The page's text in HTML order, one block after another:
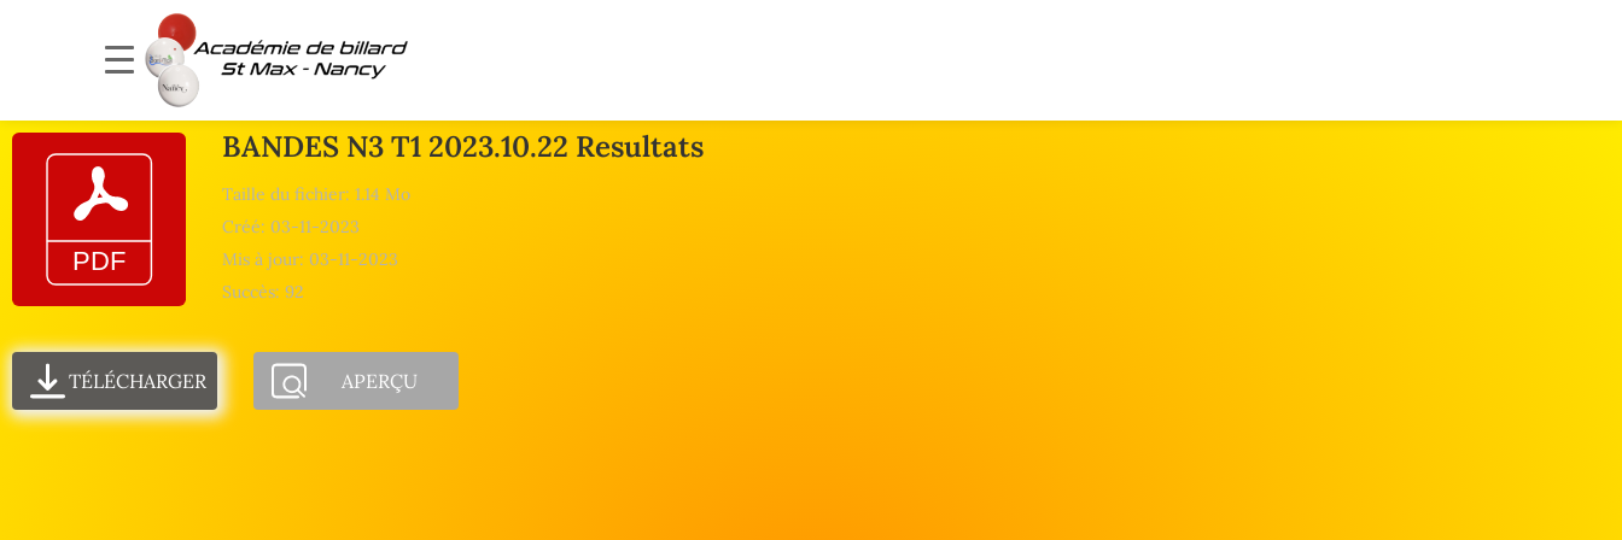
BANDES N3 T1 2023.10.22 Resultats
Taille du fichier: 1.14 Mo
Créé: 03-11-2023
Mis à jour: 03-11-2023
Succès: 92
TÉLÉCHARGER APERÇU